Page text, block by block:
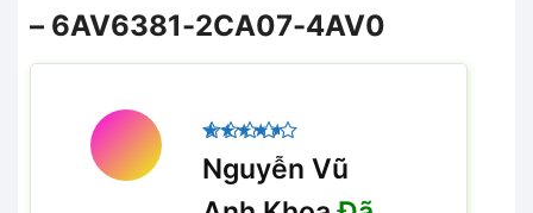
– 6AV6381-2CA07-4AV0
Được
xếp hạng
4
Nguyễn Vũ